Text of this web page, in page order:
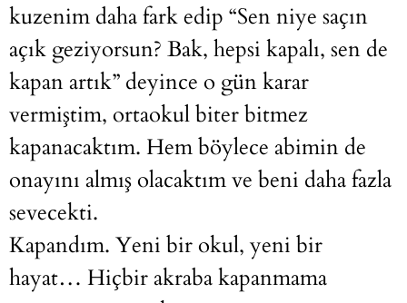
kuzenim daha fark edip “Sen niye saçın
açık geziyorsun? Bak, hepsi kapalı, sen de
kapan artık” deyince o gün karar
vermiştim, ortaokul biter bitmez
kapanacaktım. Hem böylece abimin de
onayını almış olacaktım ve beni daha fazla
sevecekti.
Kapandım. Yeni bir okul, yeni bir
hayat… Hiçbir akraba kapanmama